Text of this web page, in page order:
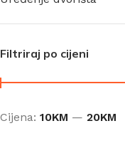
Filtriraj po cijeni
Cijena: 10KM — 20KM